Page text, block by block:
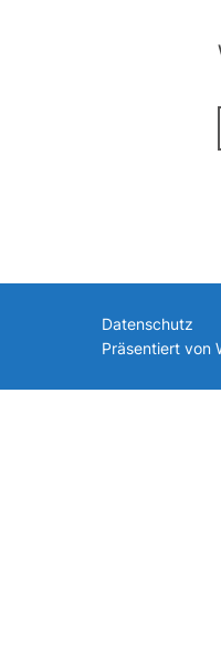
Datenschutz
Präsentiert von